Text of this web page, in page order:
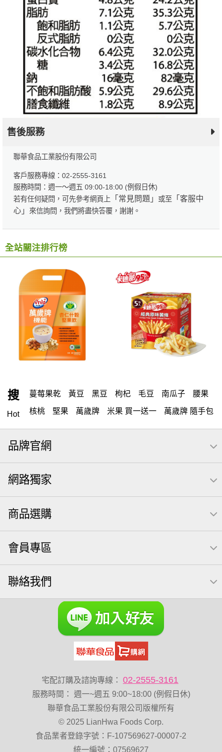
售後服務
聯華食品工業股份有限公司
客戶服務專線：02-2555-3161
服務時間：週一～週五 09:00-18:00 (例假日休)
若有任何疑問，可先參考網頁上 「常見問題」 或至「客服中
心」
來信詢問，我們將盡快答覆，謝謝。
全站關注排行榜
搜
Hot
蔓莓果乾 黃豆 黑豆 枸杞 毛豆 南瓜子 腰果
核桃 堅果 萬歲牌 米果 買一送一 萬歲牌 隨手包
開心果 可樂果 杏仁小魚 海苔 全聯 零食
無調味堅果 綜合纖果
堅穀力 薯條 全聯 素食 綜合果 洋芋片 高蛋白
栗 椒鹽
起司 萬歲牌; 堅果 荷卡 芋頭 三角壽司海苔
三角 icash
元本山 無調味綜合果 【萬歲牌】每日堅果系列
小魚
無糖 堅果飲 杏仁 買1送1 可樂果 帆布袋
萬歲牌 米果
胡桃 開心果 萬歲牌 海苔 芥末味
全聯 堅果禮盒 萬歲牌 蔓越莓 全聯 海苔
萬歲牌 堅果小包裝活力堅果 無加糖
Diy飯糰 烘焙 蜜汁腰果
萬歲開心果 花生 乳清 萬歲牌-堅穀力 綜合
低溫烘焙 總匯點心 卡廸那 95℃鮮脆三色丁
飯卷專用海苔 盛香珍 堅果
萬歲牌 堅果補給隨行包33公克44 包
品牌官網
網路獨家
商品選購
會員專區
聯絡我們
宅配訂購及諮詢專線： 02-2555-3161
服務時間 ：
週一~週五 9:00~18:00 (例假日休)
聯華食品工業股份有限公司版權所有
© 2025 LianHwa Foods Corp.
食品業者登錄字號：F-107569627-00007-2
統一編號：07569627